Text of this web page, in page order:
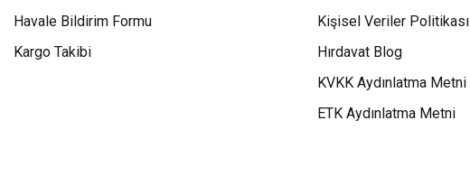
Havale Bildirim Formu
Kargo Takibi
Kişisel Veriler Politikası
Hırdavat Blog
KVKK Aydınlatma Metni
ETK Aydınlatma Metni